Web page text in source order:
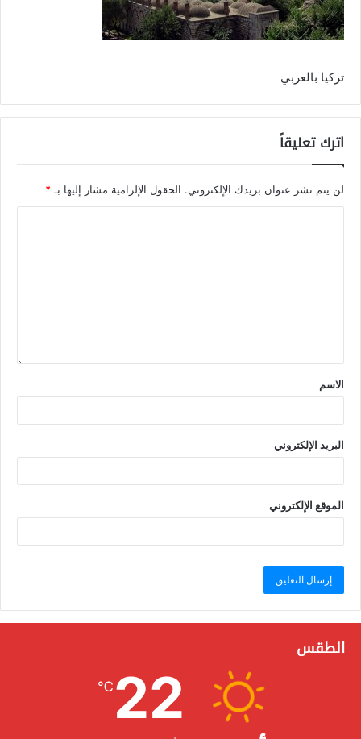
تركيا بالعربي
اترك تعليقاً
لن يتم نشر عنوان بريدك الإلكتروني. الحقول الإلزامية مشار إليها بـ *
الاسم
البريد الإلكتروني
الموقع الإلكتروني
الطقس
22
℃